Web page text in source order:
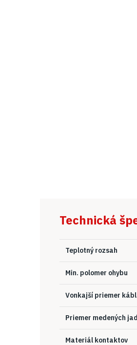
Technická
Teplotný rozsah
Min. polomer ohybu
Vonkajší priemer
Priemer medených
Materiál kontaktov